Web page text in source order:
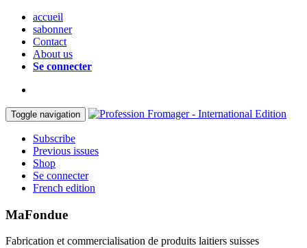
accueil
sabonner
Contact
About us
Se connecter
Toggle navigation
Subscribe
Previous issues
Shop
Se connecter
French edition
MaFondue
Fabrication et commercialisation de produits laitiers suisses